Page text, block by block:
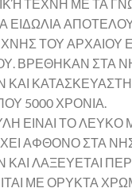
ΤΕΧΝΗ ΜΕ ΤΑ
ΕΙΔΩΛΙΑ
ΤΟΥ ΑΡΧΑΙΟΥ
ΒΡΕΘΗΚΑΝ ΣΤΑ
ΚΑΙ
5000 ΧΡΟΝΙΑ.
ΕΙΝΑΙ ΤΟ
ΑΦΘΟΝΟ ΣΤΑ
ΛΑΞΕΥΕΤΑΙ
ΜΕ ΟΡΥΚΤΑ